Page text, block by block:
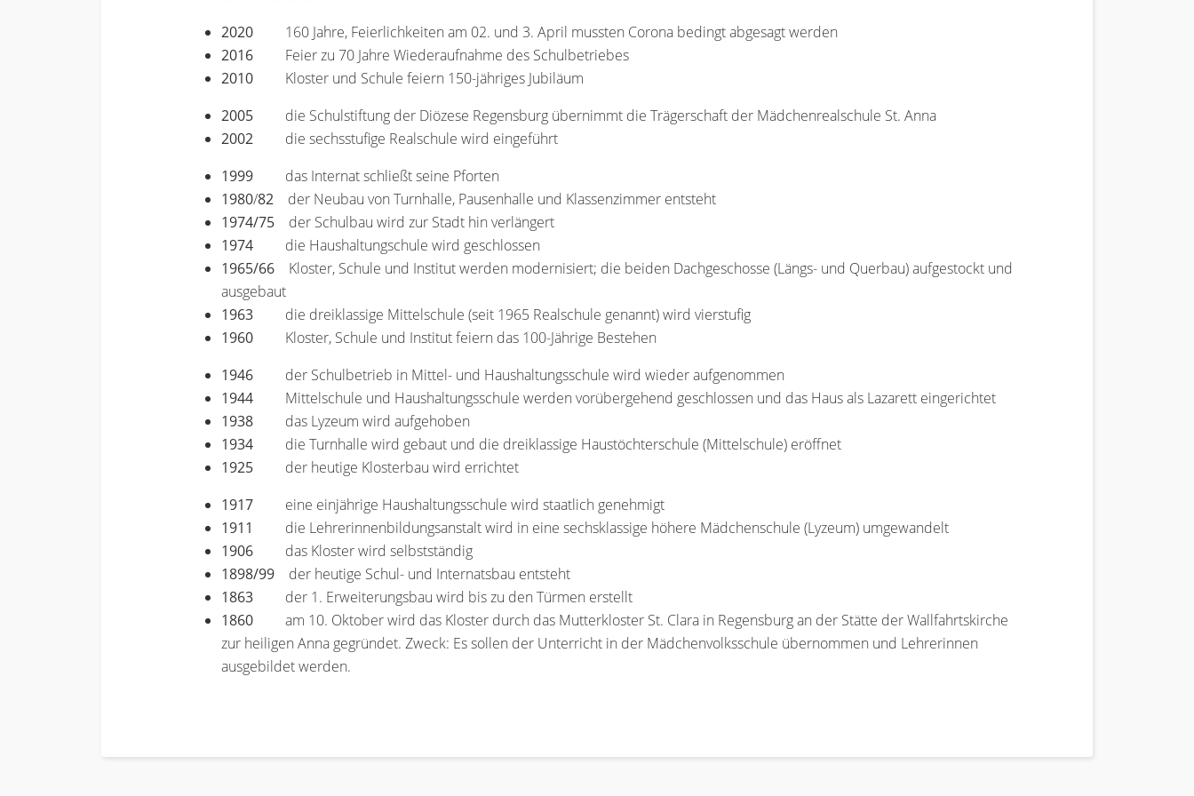
2020
160 Jahre, Feierlichkeiten am 02. und 3. April mussten Corona bedingt abgesagt werden
2016 Feier zu 70 Jahre Wiederaufnahme des Schulbetriebes
2010 Kloster und Schule feiern 150-jähriges Jubiläum
2005 die Schulstiftung der Diözese Regensburg übernimmt die Trägerschaft der Mädchenrealschule St. Anna
2002 die sechsstufige Realschule wird eingeführt
1999 das Internat schließt seine Pforten
1980/82 der Neubau von Turnhalle, Pausenhalle und Klassenzimmer entsteht
1974/75 der Schulbau wird zur Stadt hin verlängert
1974 die Haushaltungschule wird geschlossen
1965/66 Kloster, Schule und Institut werden modernisiert; die beiden Dachgeschosse (Längs- und Querbau) aufgestockt und
ausgebaut
1963 die dreiklassige Mittelschule (seit 1965 Realschule genannt) wird vierstufig
1960 Kloster, Schule und Institut feiern das 100-Jährige Bestehen
1946 der Schulbetrieb in Mittel- und Haushaltungsschule wird wieder aufgenommen
1944 Mittelschule und Haushaltungsschule werden vorübergehend geschlossen und das Haus als Lazarett eingerichtet
1938 das Lyzeum wird aufgehoben
1934 die Turnhalle wird gebaut und die dreiklassige Haustöchterschule (Mittelschule) eröffnet
1925 der heutige Klosterbau wird errichtet
1917 eine einjährige Haushaltungsschule wird staatlich genehmigt
1911 die Lehrerinnenbildungsanstalt wird in eine sechsklassige höhere Mädchenschule (Lyzeum) umgewandelt
1906 das Kloster wird selbstständig
1898/99 der heutige Schul- und Internatsbau entsteht
1863 der 1. Erweiterungsbau wird bis zu den Türmen erstellt
1860
am 10. Oktober wird das Kloster durch das Mutterkloster St. Clara in Regensburg an der Stätte der Wallfahrtskirche
zur heiligen Anna gegründet. Zweck: Es sollen der Unterricht in der Mädchenvolksschule übernommen und Lehrerinnen
ausgebildet werden.